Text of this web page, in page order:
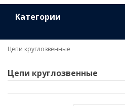
Kатегории
Цепи круглозвенные
Цепи круглозвенные